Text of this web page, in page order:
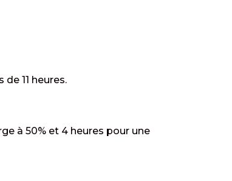
11 heures.
à 50% et 4 heures pour une